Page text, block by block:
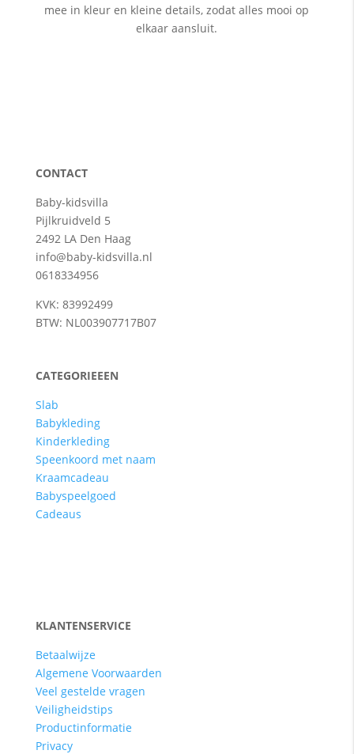
mee in kleur en kleine details, zodat alles mooi op
elkaar aansluit.
CONTACT
Baby-kidsvilla
Pijlkruidveld 5
2492 LA Den Haag
info@baby-kidsvilla.nl
0618334956
KVK: 83992499
BTW: NL003907717B07
CATEGORIEEEN
Slab
Babykleding
Kinderkleding
Speenkoord met naam
Kraamcadeau
Babyspeelgoed
Cadeaus
KLANTENSERVICE
Betaalwijze
Algemene Voorwaarden
Veel gestelde vragen
Veiligheidstips
Productinformatie
Privacy